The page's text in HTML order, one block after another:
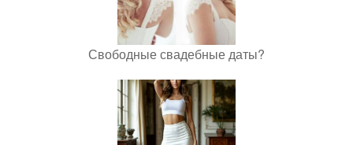
Свободные свадебные даты?